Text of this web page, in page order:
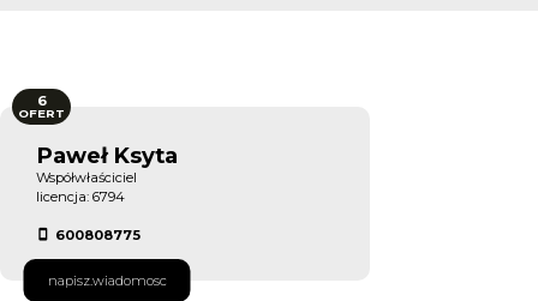
Paweł Ksyta
Współwłaściciel
licencja: 6794
600808775
napisz.wiadomosc
6
OFERT